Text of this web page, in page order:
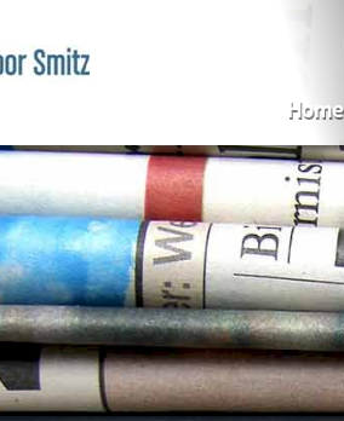
Home